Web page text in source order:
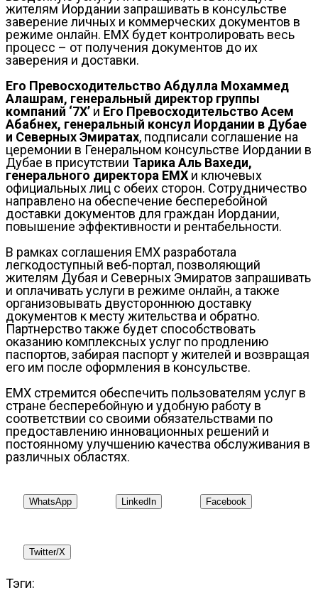
жителям Иордании запрашивать в консульстве
заверение личных и коммерческих документов в
режиме онлайн. EMX будет контролировать весь
процесс – от получения документов до их
заверения и доставки.
Его Превосходительство Абдулла Мохаммед
Алашрам, генеральный директор группы
компаний ‘7X’ и Его Превосходительство Асем
Абабнех, генеральный консул Иордании в Дубае
и Северных Эмиратах, подписали соглашение на
церемонии в Генеральном консульстве Иордании в
Дубае в присутствии Тарика Аль Вахеди,
генерального директора EMX и ключевых
официальных лиц с обеих сторон. Сотрудничество
направлено на обеспечение бесперебойной
доставки документов для граждан Иордании,
повышение эффективности и рентабельности.
В рамках соглашения EMX разработала
легкодоступный веб-портал, позволяющий
жителям Дубая и Северных Эмиратов запрашивать
и оплачивать услуги в режиме онлайн, а также
организовывать двустороннюю доставку
документов к месту жительства и обратно.
Партнерство также будет способствовать
оказанию комплексных услуг по продлению
паспортов, забирая паспорт у жителей и возвращая
его им после оформления в консульстве.
EMX стремится обеспечить пользователям услуг в
стране бесперебойную и удобную работу в
соответствии со своими обязательствами по
предоставлению инновационных решений и
постоянному улучшению качества обслуживания в
различных областях.
WhatsApp LinkedIn Facebook
Twitter/X
Тэги: